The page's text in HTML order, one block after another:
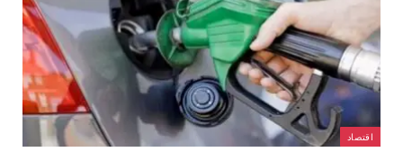
اقتصاد